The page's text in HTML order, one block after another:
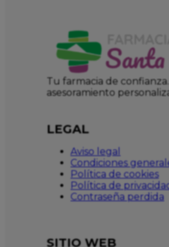
Tu farmacia de
asesoramiento
LEGAL
Aviso legal
Condiciones
Política de cookies
Política de
Contraseña perdida
SITIO WEB